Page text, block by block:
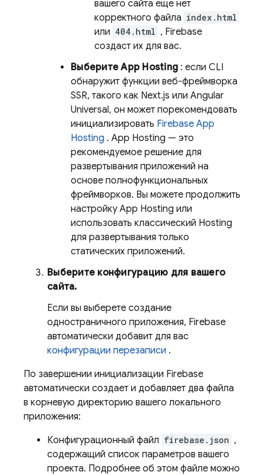
вашего сайта еще нет
корректного файла index.html
или 404.html , Firebase
создаст их для вас.
ВыберитеApp Hosting : если CLI
обнаружит функции веб-фреймворка
SSR, такого как Next.js или Angular
Universal, он может порекомендовать
инициализировать Firebase App
Hosting . App Hosting — это
рекомендуемое решение для
развертывания приложений на
основе полнофункциональных
фреймворков. Вы можете продолжить
настройку App Hosting или
использовать классический Hosting
для развертывания только
статических приложений.
Выберите конфигурацию для вашего
сайта.
Если вы выберете создание
одностраничного приложения, Firebase
автоматически добавит для вас
конфигурации перезаписи .
По завершении инициализации Firebase
автоматически создает и добавляет два файла
в корневую директорию вашего локального
приложения:
Конфигурационный файл firebase.json ,
содержащий список параметров вашего
проекта. Подробнее об этом файле можно